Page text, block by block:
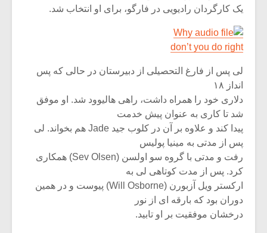
یک کارگردان رادیویی در فارگو، برای او انتخاب شد.
don’t you do right
لی پس از فارغ التحصیلی از دبیرستان در حالی که پس
انداز ۱۸
دلاری خود را همراه داشت، راهی هالیوود شد. او موفق
شد تا کاری به عنوان پیش خدمت
پیدا کند و علاوه بر آن در کلوب جید Jade هم بخواند. لی
پس از مدتی به مینیا پولیس
رفت و مدتی با گروه سو اولسن (Sev Olsen) همکاری
کرد. پس از مدت کوتاهی لی به
ارکستر ویل آزبورن (Will Osborne) پیوست و در همین
دوران بود که بارقه ای از نور
درخشان موفقیت بر او تابید.